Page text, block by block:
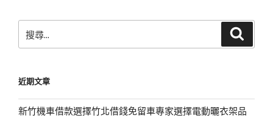
尋
字:
近期文章
新竹機車借款選擇竹北借錢免留車專家選擇電動曬衣架品